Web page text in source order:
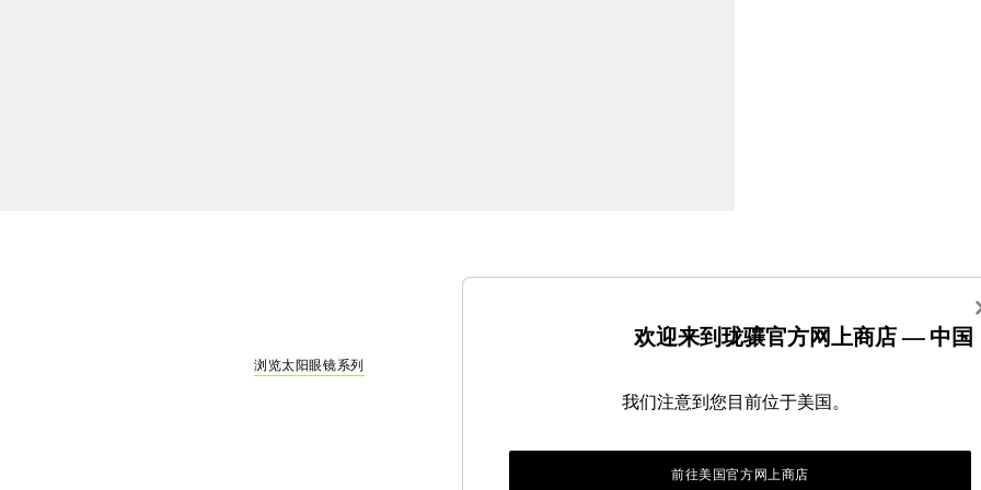
浏览太阳眼镜系列
您可能还喜欢
欢迎来到珑骧官方网上商店 — 中国
我们注意到您目前位于美国。
前往美国官方网上商店